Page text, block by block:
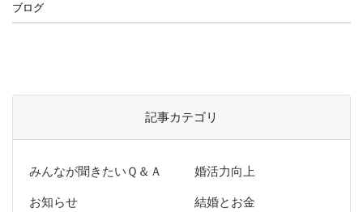
ブログ
記事カテゴリ
みんなが聞きたいＱ＆Ａ 婚活力向上
お知らせ 結婚とお金